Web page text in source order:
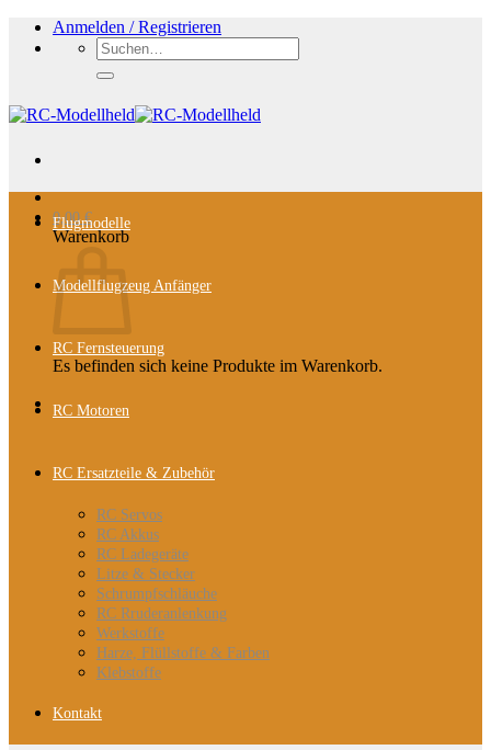
Zum
Inhalt
Anmelden / Registrieren
Suchen
nach:
0,00€
Warenkorb
Es befinden sich keine Produkte im Warenkorb.
Flugmodelle
Modellflugzeug Anfänger
RC Fernsteuerung
RC Motoren
RC Ersatzteile & Zubehör
RC Servos
RC Akkus
RC Ladegeräte
Litze & Stecker
Schrumpfschläuche
RC Rruderanlenkung
Werkstoffe
Harze, Flüllstoffe & Farben
Klebstoffe
Kontakt